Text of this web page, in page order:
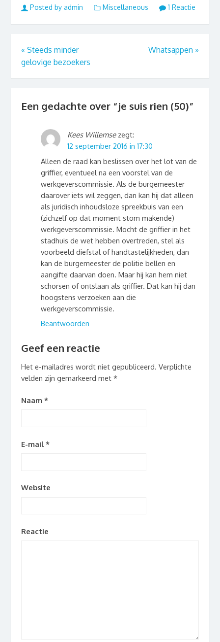
Posted by admin Miscellaneous 1 Reactie
« Steeds minder
gelovige bezoekers
Whatsappen »
Een gedachte over “je suis rien (50)”
Kees Willemse zegt:
12 september 2016 in 17:30
Alleen de raad kan beslissen over het lot van de
griffier, eventueel na een voorstel van de
werkgeverscommissie. Als de burgemeester
daarover iets wil zeggen, dan kan hij dat alleen
als juridisch inhoudsloze spreekbuis van een
(zichzelf op dat moment stom makende)
werkgeverscommissie. Mocht de griffier in het
stadhuis de wet hebben overtreden, stel als
voorbeeld diefstal of handtastelijkheden, dan
kan de burgemeester de politie bellen en
aangifte daarvan doen. Maar hij kan hem niet
schorsen of ontslaan als griffier. Dat kan hij dan
hoogstens verzoeken aan die
werkgeverscommissie.
Beantwoorden
Geef een reactie
Het e-mailadres wordt niet gepubliceerd. Verplichte
velden zijn gemarkeerd met *
Naam *
E-mail *
Website
Reactie